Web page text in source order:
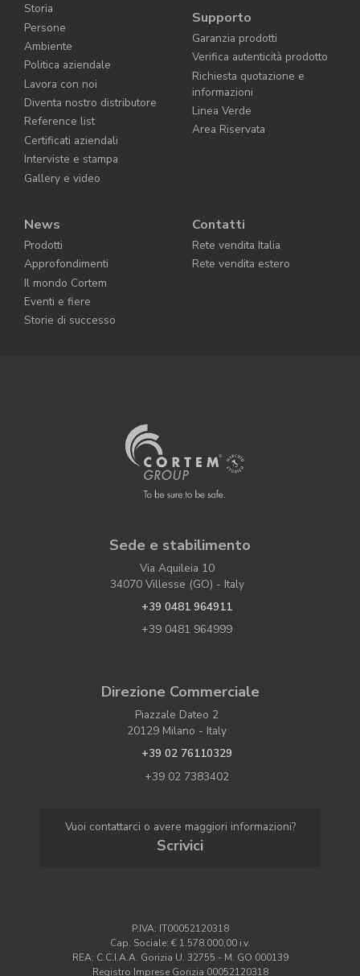
Storia
Persone
Ambiente
Politica aziendale
Lavora con noi
Diventa nostro distributore
Reference list
Certificati aziendali
Interviste e stampa
Gallery e video
Supporto
Garanzia prodotti
Verifica autenticità prodotto
Richiesta quotazione e
informazioni
Linea Verde
Area Riservata
News
Prodotti
Approfondimenti
Il mondo Cortem
Eventi e fiere
Storie di successo
Contatti
Rete vendita Italia
Rete vendita estero
Sede e stabilimento
Via Aquileia 10
34070 Villesse (GO) - Italy
+39 0481 964911
+39 0481 964999
Direzione Commerciale
Piazzale Dateo 2
20129 Milano - Italy
+39 02 76110329
+39 02 7383402
Vuoi contattarci o avere maggiori informazioni?
Scrivici
P.IVA: IT00052120318
Cap. Sociale: € 1.578.000,00 i.v.
REA: C.C.I.A.A. Gorizia U. 32755 - M. GO 000139
Registro Imprese Gorizia 00052120318